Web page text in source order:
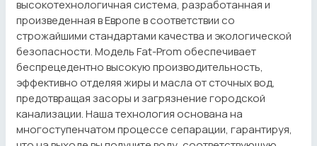
высокотехнологичная система, разработанная и
произведенная в Европе в соответствии со
строжайшими стандартами качества и экологической
безопасности. Модель Fat-Prom обеспечивает
беспрецедентно высокую производительность,
эффективно отделяя жиры и масла от сточных вод,
предотвращая засоры и загрязнение городской
канализации. Наша технология основана на
многоступенчатом процессе сепарации, гарантируя,